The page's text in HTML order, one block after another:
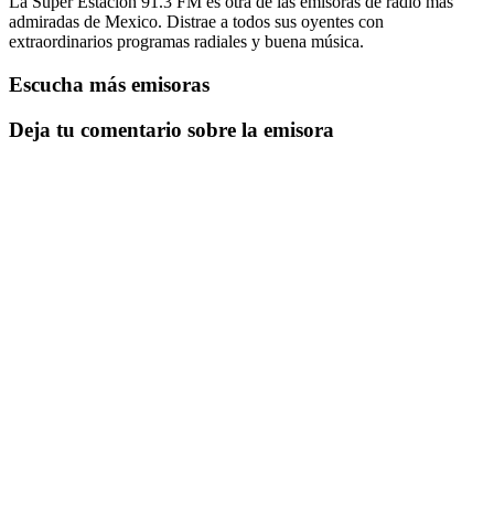
admiradas de Mexico. Distrae a todos sus oyentes con
extraordinarios programas radiales y buena música.
Escucha más emisoras
Deja tu comentario sobre la emisora